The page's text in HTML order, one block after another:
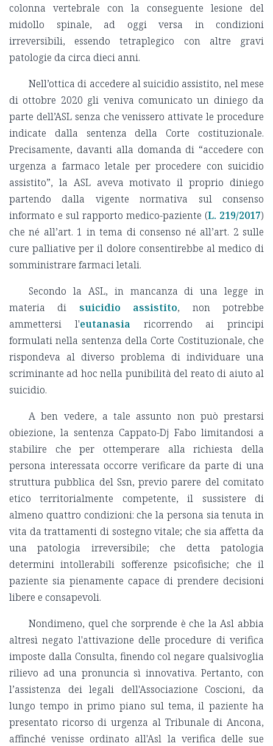
colonna vertebrale con la conseguente lesione del
midollo spinale, ad oggi versa in condizioni
irreversibili, essendo tetraplegico con altre gravi
patologie da circa dieci anni.
Nell’ottica di accedere al suicidio assistito, nel mese
di ottobre 2020 gli veniva comunicato un diniego da
parte dell’ASL senza che venissero attivate le procedure
indicate dalla sentenza della Corte costituzionale.
Precisamente, davanti alla domanda di “accedere con
urgenza a farmaco letale per procedere con suicidio
assistito”, la ASL aveva motivato il proprio diniego
partendo dalla vigente normativa sul consenso
informato e sul rapporto medico-paziente (L. 219/2017)
che né all’art. 1 in tema di consenso né all’art. 2 sulle
cure palliative per il dolore consentirebbe al medico di
somministrare farmaci letali.
Secondo la ASL, in mancanza di una legge in
materia di suicidio assistito, non potrebbe
ammettersi l'eutanasia ricorrendo ai principi
formulati nella sentenza della Corte Costituzionale, che
rispondeva al diverso problema di individuare una
scriminante ad hoc nella punibilità del reato di aiuto al
suicidio.
A ben vedere, a tale assunto non può prestarsi
obiezione, la sentenza Cappato-Dj Fabo limitandosi a
stabilire che per ottemperare alla richiesta della
persona interessata occorre verificare da parte di una
struttura pubblica del Ssn, previo parere del comitato
etico territorialmente competente, il sussistere di
almeno quattro condizioni: che la persona sia tenuta in
vita da trattamenti di sostegno vitale; che sia affetta da
una patologia irreversibile; che detta patologia
determini intollerabili sofferenze psicofisiche; che il
paziente sia pienamente capace di prendere decisioni
libere e consapevoli.
Nondimeno, quel che sorprende è che la Asl abbia
altresì negato l'attivazione delle procedure di verifica
imposte dalla Consulta, finendo col negare qualsivoglia
rilievo ad una pronuncia sì innovativa. Pertanto, con
l’assistenza dei legali dell'Associazione Coscioni, da
lungo tempo in primo piano sul tema, il paziente ha
presentato ricorso di urgenza al Tribunale di Ancona,
affinché venisse ordinato all'Asl la verifica delle sue